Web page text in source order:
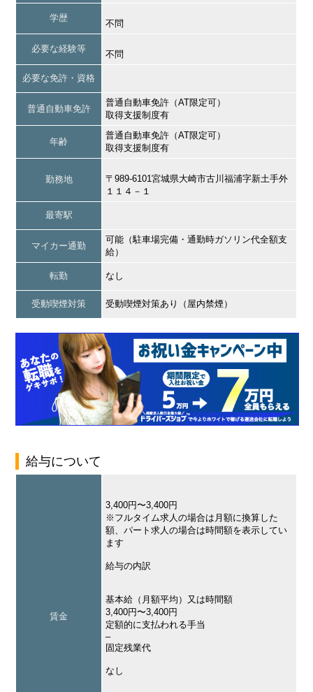
学歴
不問
必要な経験等
不問
必要な免許・資格
普通自動車免許
普通自動車免許（AT限定可）
取得支援制度有
年齢
普通自動車免許（AT限定可）
取得支援制度有
勤務地
〒989-6101宮城県大崎市古川福浦字新土手外
１１４－１
最寄駅
マイカー通勤
可能（駐車場完備・通勤時ガソリン代全額支
給）
転勤 なし
受動喫煙対策 受動喫煙対策あり（屋内禁煙）
給与について
賃金
3,400円〜3,400円
※フルタイム求人の場合は月額に換算した
額、パート求人の場合は時間額を表示してい
ます
給与の内訳
基本給（月額平均）又は時間額
3,400円〜3,400円
定額的に支払われる手当
–
固定残業代
なし